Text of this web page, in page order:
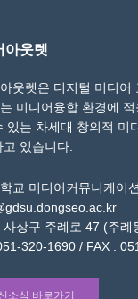
아웃렛
웃렛은 디지털 미디어
미디어융합 환경에
있는 차세대 창의적 미
고 있습니다.
교 미디어커뮤니케이
사상구 주례로 47 (주례
320-1690 / FAX :
소식 바로가기